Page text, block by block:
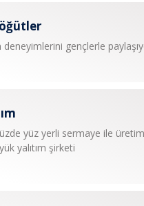
gençlerle
yüz yerli sermaye ile üretim
yalıtım şirketi